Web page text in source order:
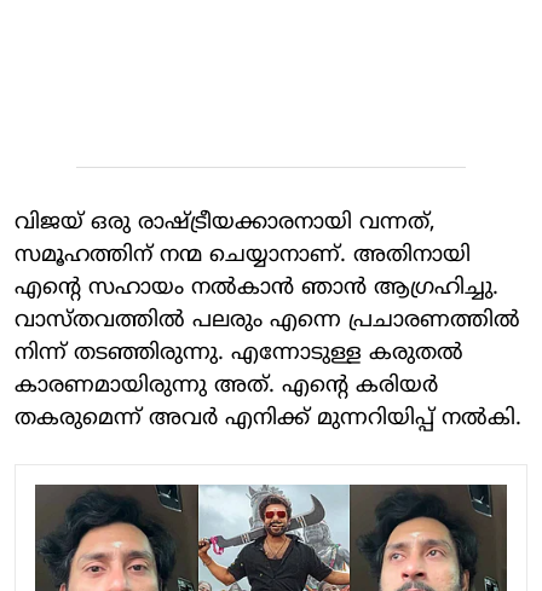
വിജയ് ഒരു രാഷ്ട്രീയക്കാരനായി വന്നത്,
സമൂഹത്തിന് നന്മ ചെയ്യാനാണ്. അതിനായി
എന്റെ സഹായം നൽകാൻ ഞാൻ ആഗ്രഹിച്ചു.
വാസ്തവത്തിൽ പലരും എന്നെ പ്രചാരണത്തിൽ
നിന്ന് തടഞ്ഞിരുന്നു. എന്നോടുള്ള കരുതൽ
കാരണമായിരുന്നു അത്. എന്റെ കരിയർ
തകരുമെന്ന് അവർ എനിക്ക് മുന്നറിയിപ്പ് നൽകി.